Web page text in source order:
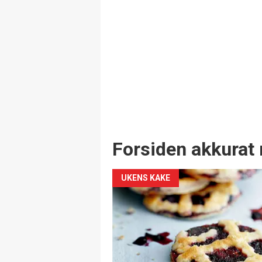
Forsiden akkurat
UKENS KAKE